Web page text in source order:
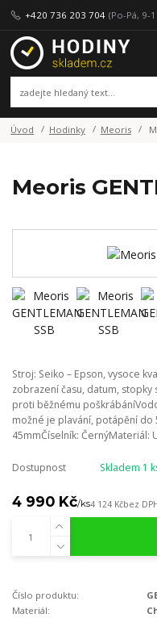
+420 736 203 704 (Po-Pá, 9-
Úvod Hodinky Meoris
Meoris
Stroj: Seiko – Epson, vysoce
zobrazení času, datum,
proti běžnému
možné je plavání, potápění
45mmČíselník: ČernýMateriál:
Dostupnost Skladem 1
4 990 Kč/ks4 124 Kčbez
Číslo produktu:
Materiál: